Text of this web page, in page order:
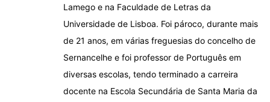
Lamego e na Faculdade de Letras da
Universidade de Lisboa. Foi pároco, durante mais
de 21 anos, em várias freguesias do concelho de
Sernancelhe e foi professor de Português em
diversas escolas, tendo terminado a carreira
docente na Escola Secundária de Santa Maria da